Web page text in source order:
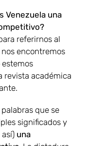
Venezuela una
referirnos al
encontremos
revista académica
que se
significados y
una